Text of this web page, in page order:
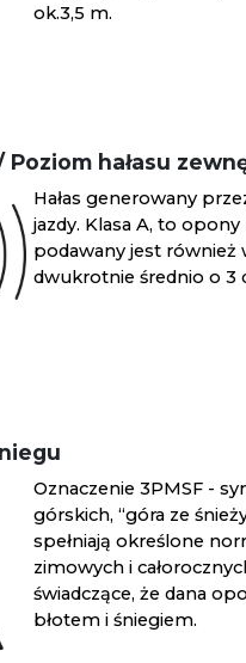
ok.3,5 m.
Poziom hałasu
Hałas generowany
jazdy. Klasa A, to opony
podawany jest również
dwukrotnie średnio o 3
Oznaczenie 3PMSF -
górskich, “góra ze
spełniają określone
zimowych i
świadczące, że dana
błotem i śniegiem.